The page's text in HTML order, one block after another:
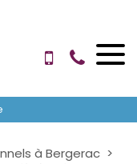
à Bergerac